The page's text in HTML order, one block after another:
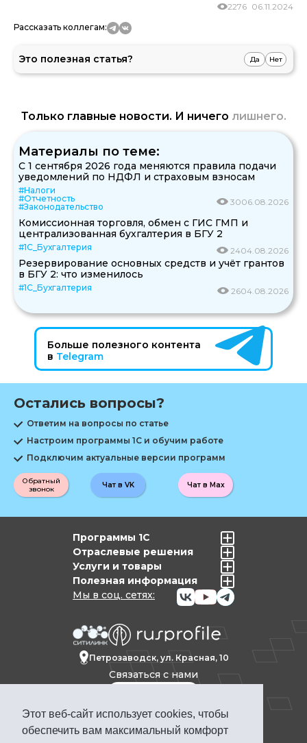
Этот веб-сайт использует cookies, чтобы
обеспечить вам максимальный комфорт
06.11.2024
2276
Рассказать коллегам:
Это полезная статья? Да Нет
Только главные новости. И ничего лишнего.
Материалы по теме:
С 1 сентября 2026 года меняются правила подачи
уведомлений по НДФЛ и страховым взносам
#Налоги
#Отчетность
#Законодательство
3006.08.2026
Комиссионная торговля, обмен с ГИС ГМП и
централизованная бухгалтерия в БГУ 2
#1С_Бухгалтерия 2404.08.2026
Резервирование основных средств и учёт грантов
в БГУ 2: что изменилось
#1С_Бухгалтерия 2604.08.2026
Больше полезного контента
в Telegram
Остались вопросы?
Ответим на вопросы по статье
Настроим программы 1С и обучим работе
Подключим актуальные версии программ
Обратный
звонок
Чат в Max
Чат в VK
Петрозаводск, ул. Красная, 10
Связаться с нами
Мы в соц. сетях:
Политика конфиденциальности
Программы 1С
Отраслевые решения
Услуги и товары
Полезная информация